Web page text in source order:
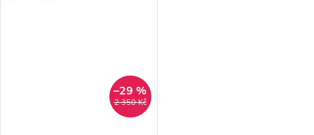
2 350 Kč
–29 %